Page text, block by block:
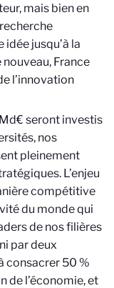
mais bien en
idée jusqu’à la
France
l’innovation
seront investis
nos
pleinement
L’enjeu
compétitive
du monde qui
de nos filières
par deux
consacrer 50 %
de l’économie, et